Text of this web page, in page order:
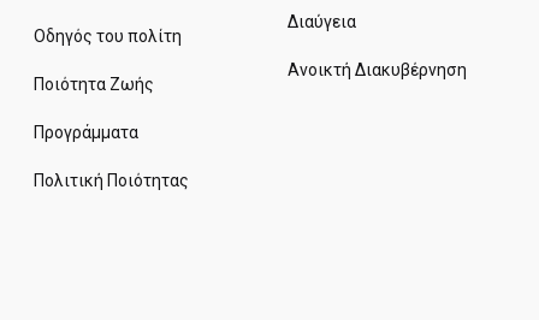
Οδηγός του πολίτη
Ποιότητα Ζωής
Προγράμματα
Πολιτική Ποιότητας
Διαύγεια
Ανοικτή Διακυβέρνηση